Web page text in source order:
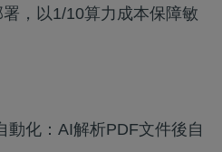
，以1/10算力成本保障敏
動化：AI解析PDF文件後自